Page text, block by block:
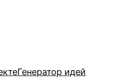
Генератор идей